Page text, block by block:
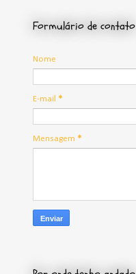
Formulário de contato
Nome
E-mail *
Mensagem *